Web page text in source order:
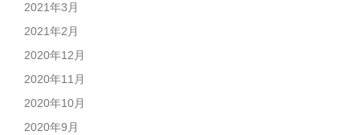
2021年3月
2021年2月
2020年12月
2020年11月
2020年10月
2020年9月